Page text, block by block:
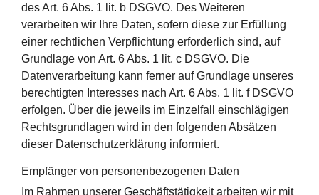
des Art. 6 Abs. 1 lit. b DSGVO. Des Weiteren
verarbeiten wir Ihre Daten, sofern diese zur Erfüllung
einer rechtlichen Verpflichtung erforderlich sind, auf
Grundlage von Art. 6 Abs. 1 lit. c DSGVO. Die
Datenverarbeitung kann ferner auf Grundlage unseres
berechtigten Interesses nach Art. 6 Abs. 1 lit. f DSGVO
erfolgen. Über die jeweils im Einzelfall einschlägigen
Rechtsgrundlagen wird in den folgenden Absätzen
dieser Datenschutzerklärung informiert.
Empfänger von personenbezogenen Daten
Im Rahmen unserer Geschäftstätigkeit arbeiten wir mit